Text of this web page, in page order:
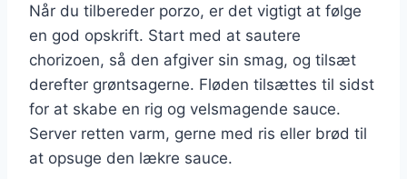
Når du tilbereder porzo, er det vigtigt at følge
en god opskrift. Start med at sautere
chorizoen, så den afgiver sin smag, og tilsæt
derefter grøntsagerne. Fløden tilsættes til sidst
for at skabe en rig og velsmagende sauce.
Server retten varm, gerne med ris eller brød til
at opsuge den lækre sauce.